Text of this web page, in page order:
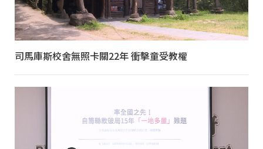
司馬庫斯校舍無照卡關22年 衝擊童受教權